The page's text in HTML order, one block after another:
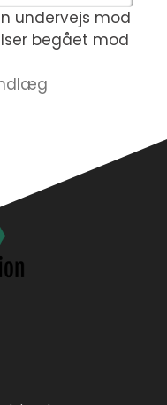
undervejs mod
begået mod